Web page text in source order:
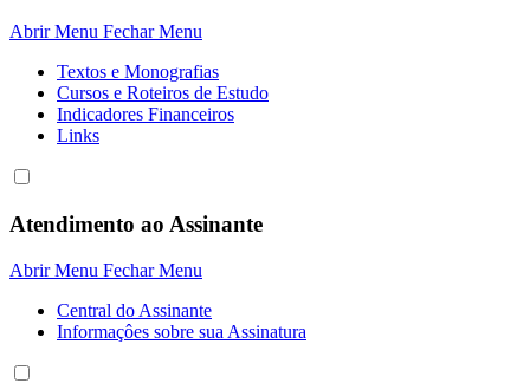
Abrir Menu Fechar Menu
Textos e Monografias
Cursos e Roteiros de Estudo
Indicadores Financeiros
Links
Atendimento ao Assinante
Abrir Menu Fechar Menu
Central do Assinante
Informaçôes sobre sua Assinatura